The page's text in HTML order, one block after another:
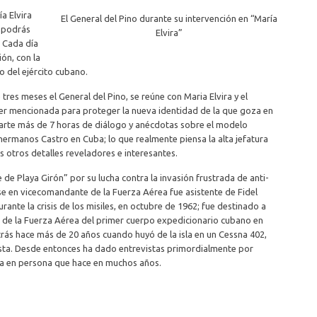
El General del Pino durante su intervención en “María
Elvira”
Elvira
día
con la
del ejército cubano.
meses el General del Pino, se reúne con Maria Elvira y el
mencionada para proteger la nueva identidad de la que goza en
más de 7 horas de diálogo y anécdotas sobre el modelo
Castro en Cuba; lo que realmente piensa la alta jefatura
otros detalles reveladores e interesantes.
Playa Girón” por su lucha contra la invasión frustrada de anti-
en vicecomandante de la Fuerza Aérea fue asistente de Fidel
la crisis de los misiles, en octubre de 1962; fue destinado a
la Fuerza Aérea del primer cuerpo expedicionario cubano en
hace más de 20 años cuando huyó de la isla en un Cessna 402,
Desde entonces ha dado entrevistas primordialmente por
persona que hace en muchos años.